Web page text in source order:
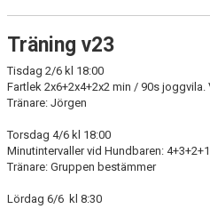
Träning v23
Tisdag 2/6 kl 18:00
Fartlek 2x6+2x4+2x2 min / 90s joggvila.
Tränare: Jörgen
Torsdag 4/6 kl 18:00
Minutintervaller vid Hundbaren:
Tränare: Gruppen bestämmer
Lördag 6/6 kl 8:30